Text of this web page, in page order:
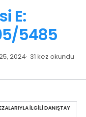
E:
5485
2024 31 kez okundu
İLGILI DANIŞTAY